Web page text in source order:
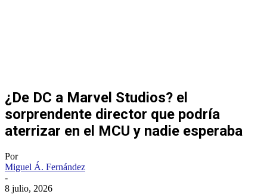
¿De DC a Marvel Studios? el
sorprendente director que podría
aterrizar en el MCU y nadie esperaba
Por
Miguel Á. Fernández
-
8 julio, 2026